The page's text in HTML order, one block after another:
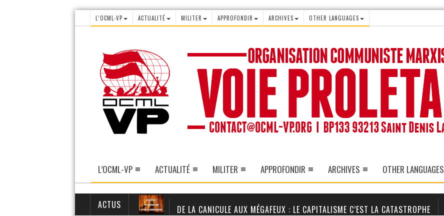
L’OCML-VP ACTUALITÉ MILITER APPROFONDIR ARCHIVES OTHER LANGUAGES
L’OCML-VP ACTUALITÉ MILITER APPROFONDIR ARCHIVES OTHER LANGUAGES
ACTUS DE LA CANICULE AUX MÉGAFEUX : LE CAPITALISME C’EST LA CATASTROPHE